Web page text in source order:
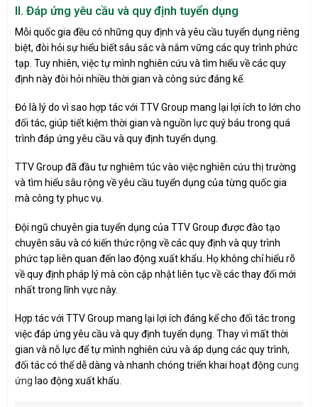
II. Đáp ứng yêu cầu và quy định tuyển dụng
Mỗi quốc gia đều có những quy định và yêu cầu tuyển dụng riêng
biệt, đòi hỏi sự hiểu biết sâu sắc và nắm vững các quy trình phức
tạp. Tuy nhiên, việc tự mình nghiên cứu và tìm hiểu về các quy
định này đòi hỏi nhiều thời gian và công sức đáng kể.
Đó là lý do vì sao hợp tác với TTV Group mang lại lợi ích to lớn cho
đối tác, giúp tiết kiệm thời gian và nguồn lực quý báu trong quá
trình đáp ứng yêu cầu và quy định tuyển dụng.
TTV Group đã đầu tư nghiêm túc vào việc nghiên cứu thị trường
và tìm hiểu sâu rộng về yêu cầu tuyển dụng của từng quốc gia
mà công ty phục vụ.
Đội ngũ chuyên gia tuyển dụng của TTV Group được đào tạo
chuyên sâu và có kiến thức rộng về các quy định và quy trình
phức tạp liên quan đến lao động xuất khẩu. Họ không chỉ hiểu rõ
về quy định pháp lý mà còn cập nhật liên tục về các thay đổi mới
nhất trong lĩnh vực này.
Hợp tác với TTV Group mang lại lợi ích đáng kể cho đối tác trong
việc đáp ứng yêu cầu và quy định tuyển dụng. Thay vì mất thời
gian và nỗ lực để tự mình nghiên cứu và áp dụng các quy trình,
đối tác có thể dễ dàng và nhanh chóng triển khai hoạt động cung
ứng lao động xuất khẩu.